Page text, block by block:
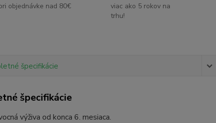
objednávke nad 80€
viac ako 5 rokov na
trhu!
špecifikácie
špecifikácie
výživa od konca 6. mesiaca.